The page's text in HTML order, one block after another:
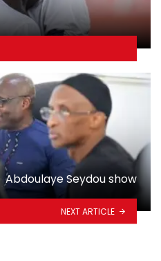
Abdoulaye Seydou show
NEXT ARTICLE